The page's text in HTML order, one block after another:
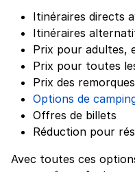
Itinéraires directs
Itinéraires
Prix pour adultes,
Prix pour toutes
Prix des remorques
Options de
Offres de billets
Réduction pour
Avec toutes ces